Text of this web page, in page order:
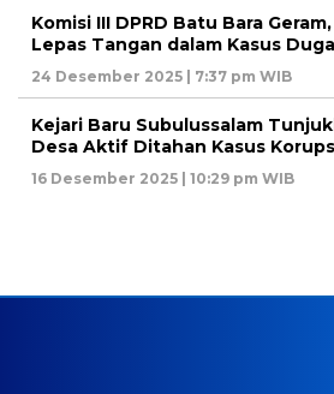
Komisi III DPRD Batu Bara
Lepas Tangan dalam Kasus
24 Desember 2025 | 7:37 pm WIB
Kejari Baru Subulussalam
Desa Aktif Ditahan Kasus
16 Desember 2025 | 10:29 pm WIB